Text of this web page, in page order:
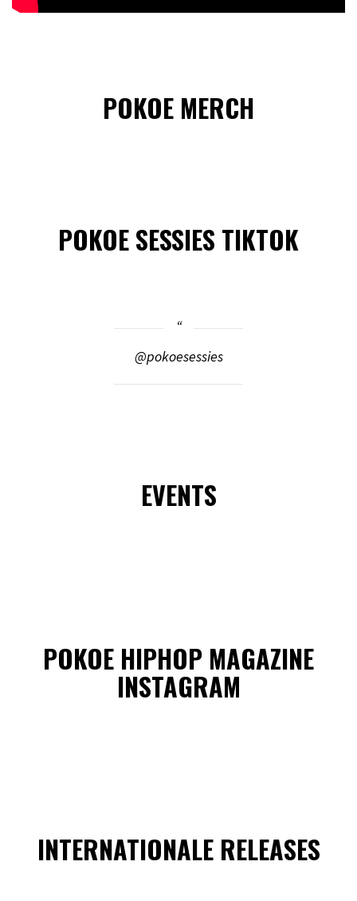
POKOE MERCH
POKOE SESSIES TIKTOK
@pokoesessies
EVENTS
POKOE HIPHOP MAGAZINE
INSTAGRAM
INTERNATIONALE RELEASES